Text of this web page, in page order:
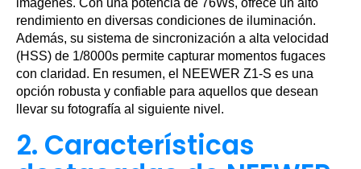
imágenes. Con una potencia de 76Ws, ofrece un alto
rendimiento en diversas condiciones de iluminación.
Además, su sistema de sincronización a alta velocidad
(HSS) de 1/8000s permite capturar momentos fugaces
con claridad. En resumen, el NEEWER Z1-S es una
opción robusta y confiable para aquellos que desean
llevar su fotografía al siguiente nivel.
2. Características